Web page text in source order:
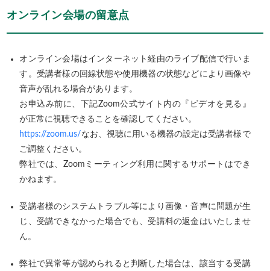
オンライン会場の留意点
オンライン会場はインターネット経由のライブ配信で行いま
す。受講者様の回線状態や使用機器の状態などにより画像や
音声が乱れる場合があります。
お申込み前に、下記Zoom公式サイト内の『ビデオを見る』
が正常に視聴できることを確認してください。
https://zoom.us/ なお、視聴に用いる機器の設定は受講者様で
ご調整ください。
弊社では、Zoomミーティング利用に関するサポートはでき
かねます。
受講者様のシステムトラブル等により画像・音声に問題が生
じ、受講できなかった場合でも、受講料の返金はいたしませ
ん。
弊社で異常等が認められると判断した場合は、該当する受講